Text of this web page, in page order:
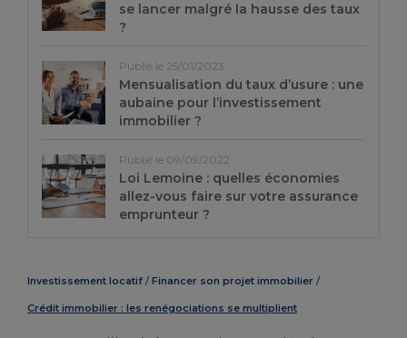
Investissement locatif Financer son projet immobilier
Crédit immobilier : les renégociations se multiplient
se lancer malgré la hausse des taux
?
Publié le 25/01/2023
Mensualisation du taux d’usure : une
aubaine pour l’investissement
immobilier ?
Publié le 09/09/2022
Loi Lemoine : quelles économies
allez-vous faire sur votre assurance
emprunteur ?